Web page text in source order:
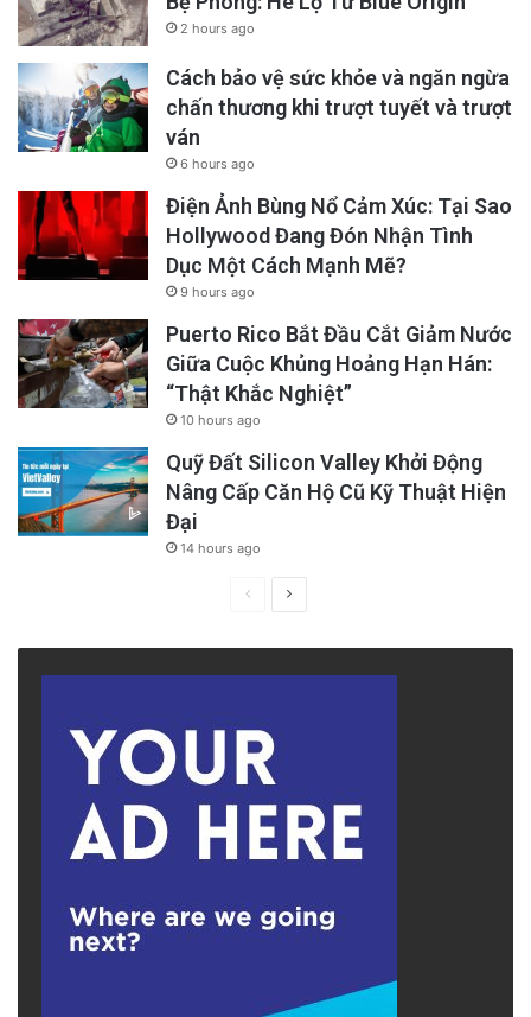
mang dấu ấn rõ rệt của sự “hoạt đầu quá
mức”.
Trong suốt hơn hai năm đầu của cuộc chiến
trắng hoặc không ủng hộ các nghị quyết của
Liên Hợp Quốc lên án hành vi xâm lược của
Nga. Tuy nhiên, đến tháng 5 năm 2025, khi
Nga có dấu hiệu suy yếu, còn Việt Nam đang
tích cực tìm kiếm các thỏa thuận thương mại
và quân sự với phương Tây, Hà Nội bất ngờ
thay đổi lập trường, bỏ phiếu ủng hộ nghị
quyết lên án Nga. Một cú “chuyển hướng” khó
lý giải nếu đặt trong khung đạo lý, nhưng dễ
hiểu nếu nhìn dưới lăng kính lợi ích chiến thuật
kiểu chợ trời, sớm đầu tối đánh.
Các phát ngôn chạy chữa từ phía Việt Nam về
việc bỏ phiếu thuận, coi Nga là kẻ xâm lược,
luôn được nhấn mạnh lập trường “không chọn
phe”, “ủng hộ giải pháp hòa bình” và “tôn trọng
luật pháp quốc tế”. Nghe cứ như là cốt lõi chân
của Hà Nội không đi đôi với hành động – ví dụ
như đi đêm tìm hiểu về chiến lược quân sự
của Ukraine, quốc gia đang chống Nga hiệu
2 hours ago
Cách bảo vệ sức khỏe và ngăn ngừa
chấn thương khi trượt tuyết và trượt
ván
6 hours ago
Điện Ảnh Bùng Nổ Cảm Xúc: Tại Sao
Hollywood Đang Đón Nhận Tình
Dục Một Cách Mạnh Mẽ?
9 hours ago
Puerto Rico Bắt Đầu Cắt Giảm Nước
Giữa Cuộc Khủng Hoảng Hạn Hán:
“Thật Khắc Nghiệt”
10 hours ago
Quỹ Đất Silicon Valley Khởi Động
Nâng Cấp Căn Hộ Cũ Kỹ Thuật Hiện
Đại
14 hours ago
PreviousNext